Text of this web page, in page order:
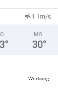
1.1m/s
°
MO.
30°
— Werbung —